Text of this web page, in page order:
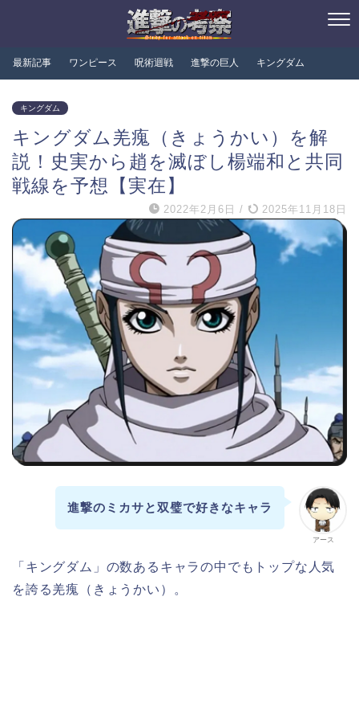
最新記事 ワンピース 呪術迴戦 進撃の巨人 キングダム
キングダム
キングダム羌瘣（きょうかい）を解
説！史実から趙を滅ぼし楊端和と共同
戦線を予想【実在】
2022年2月6日 / 2025年11月18日
アース
進撃のミカサと双璧で好きなキャラ
「キングダム」の数あるキャラの中でもトップな人気
を誇る羌瘣（きょうかい）。